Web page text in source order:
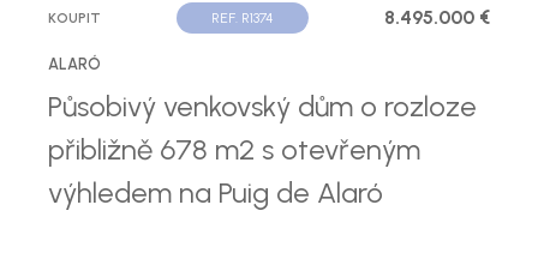
KOUPIT REF. R1374 8.495.000 €
ALARÓ
Působivý venkovský dům o rozloze
přibližně 678 m2 s otevřeným
výhledem na Puig de Alaró